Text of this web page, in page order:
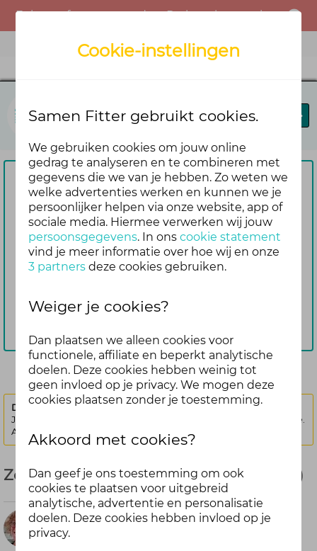
Samen Fitter
Om te reageren vragen we je
eerst om in te loggen
Nog geen account? Maak er dan
gemakkelijk en snel één aan. Dan blijf je
ook automatisch op de hoogte van de
Inloggen
Deze discussie is vergrendeld.
Je kunt geen nieuwe antwoorden meer posten bij deze discussie.
Als je een vraag hebt, kun je een nieuwe discussie starten
Zomerse buur(t)liefde! ☀︎- Juli (gesloten)
Niké
Cookie-instellingen
Samen Fitter gebruikt cookies.
We gebruiken cookies om jouw online
gedrag te analyseren en te combineren met
gegevens die we van je hebben. Zo weten we
welke advertenties werken en kunnen we je
persoonlijker helpen via onze website, app of
sociale media. Hiermee verwerken wij jouw
persoonsgegevens. In onscookie statement
vind je meer informatie over hoe wij en onze
3 partners deze cookies gebruiken.
Weiger je cookies?
Dan plaatsen we alleen cookies voor
functionele, affiliate en beperkt analytische
doelen. Deze cookies hebben weinig tot
geen invloed op je privacy. We mogen deze
cookies plaatsen zonder je toestemming.
Akkoord met cookies?
Dan geef je ons toestemming om ook
cookies te plaatsen voor uitgebreid
analytische, advertentie en personalisatie
doelen. Deze cookies hebben invloed op je
privacy.
Er is een fout opgetreden. Probeer het opnieuw of neem contact op met de beheerder.